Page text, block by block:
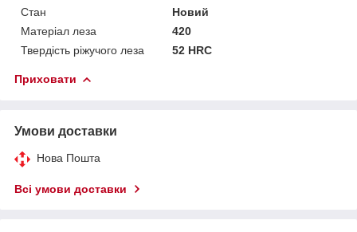
Стан
Новий
Матеріал леза
420
Твердість ріжучого леза
52 HRC
Приховати
Умови доставки
Нова Пошта
Всі умови доставки